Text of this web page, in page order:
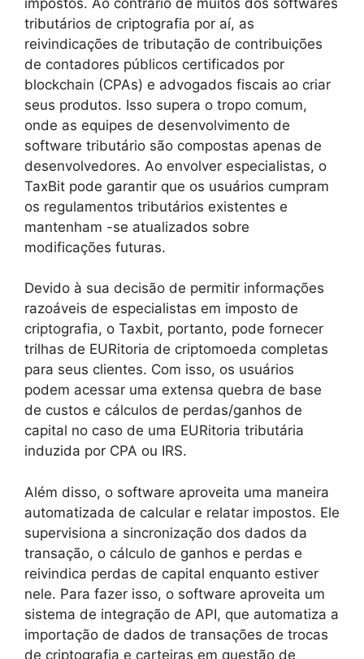
tributários de criptografia por aí, as
reivindicações de tributação de contribuições
de contadores públicos certificados por
blockchain (CPAs) e advogados fiscais ao criar
seus produtos. Isso supera o tropo comum,
onde as equipes de desenvolvimento de
software tributário são compostas apenas de
desenvolvedores. Ao envolver especialistas, o
TaxBit pode garantir que os usuários cumpram
os regulamentos tributários existentes e
mantenham -se atualizados sobre
modificações futuras.
Devido à sua decisão de permitir informações
razoáveis de especialistas em imposto de
criptografia, o Taxbit, portanto, pode fornecer
trilhas de EURitoria de criptomoeda completas
para seus clientes. Com isso, os usuários
podem acessar uma extensa quebra de base
de custos e cálculos de perdas/ganhos de
capital no caso de uma EURitoria tributária
induzida por CPA ou IRS.
Além disso, o software aproveita uma maneira
automatizada de calcular e relatar impostos. Ele
supervisiona a sincronização dos dados da
transação, o cálculo de ganhos e perdas e
reivindica perdas de capital enquanto estiver
nele. Para fazer isso, o software aproveita um
sistema de integração de API, que automatiza a
importação de dados de transações de trocas
de criptografia e carteiras em questão de